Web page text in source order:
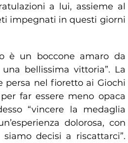
a lui, assieme al
impegnati in questi giorni
è un boccone amaro da
bellissima vittoria”. La
persa nel fioretto ai Giochi
far essere meno opaca
“vincere la medaglia
dolorosa, con
decisi a riscattarci”.